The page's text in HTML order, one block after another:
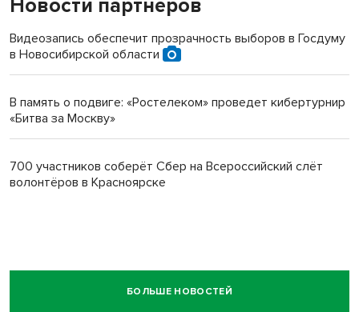
Новости партнеров
Видеозапись обеспечит прозрачность выборов в Госдуму
в Новосибирской области
В память о подвиге: «Ростелеком» проведет кибертурнир
«Битва за Москву»
700 участников соберёт Сбер на Всероссийский слёт
волонтёров в Красноярске
БОЛЬШЕ НОВОСТЕЙ